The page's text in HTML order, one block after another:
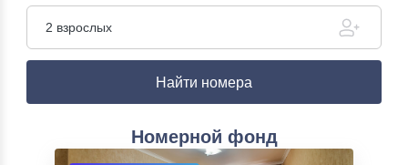
2 взрослых
Найти номера
Номерной фонд